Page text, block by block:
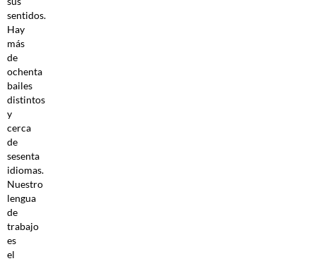
sentidos.
Hay
más
de
ochenta
bailes
distintos
y
cerca
de
sesenta
idiomas.
Nuestro
lengua
de
trabajo
es
el